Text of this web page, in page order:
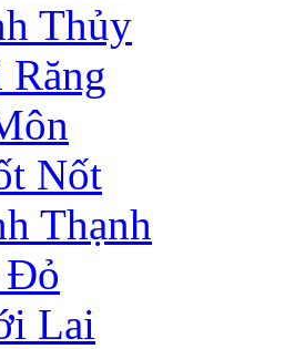
Thủy
Nốt
Thạnh
Lai